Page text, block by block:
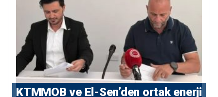
KTMMOB ve El-Sen’den ortak enerji